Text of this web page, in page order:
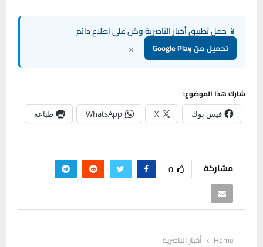
📱 حمل تطبيق أخبار الناصرية وكن على اطلاع دائم
تحميل من Google Play ×
شارك هذا الموضوع:
فيس بوك X
WhatsApp طباعة
مشاركة 0
Home
أخبار الناصرية